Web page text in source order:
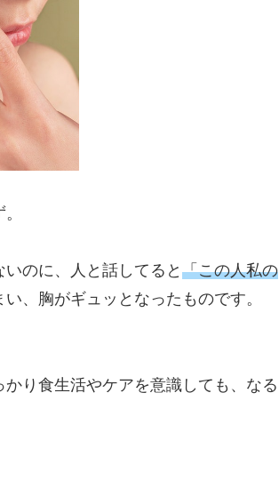
のに、人と話してると 「この人私の
、胸がギュッとなったものです。
り食生活やケアを意識しても、なる